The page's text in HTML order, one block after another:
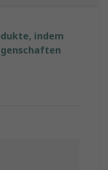
indem